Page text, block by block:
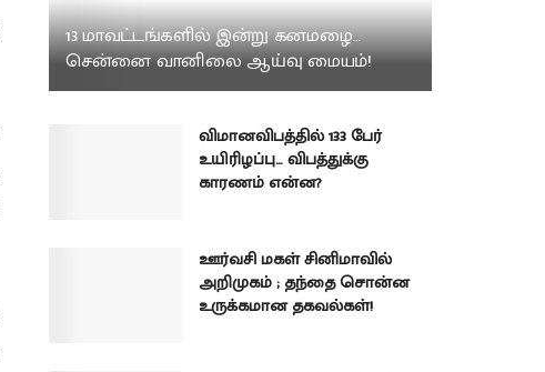
13 மாவட்டங்களில் இன்று கனமழை…
சென்னை வானிலை ஆய்வு மையம்!
விமானவிபத்தில் 133 பேர்
உயிரிழப்பு… விபத்துக்கு
காரணம் என்ன?
ஊர்வசி மகள் சினிமாவில்
அறிமுகம் ; தந்தை சொன்ன
உருக்கமான தகவல்கள்!